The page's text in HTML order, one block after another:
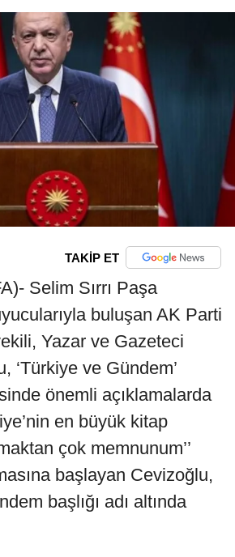
TAKİP ET
Selim Sırrı Paşa
buluşan AK Parti
Yazar ve Gazeteci
‘Türkiye ve Gündem’
önemli açıklamalarda
en büyük kitap
çok memnunum’’
başlayan Cevizoğlu,
başlığı adı altında